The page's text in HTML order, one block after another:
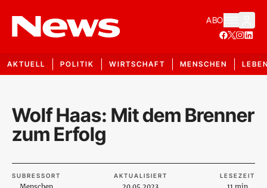
ABO
AKTUELL POLITIK WIRTSCHAFT MENSCHEN
Wolf Haas: Mit dem Brenner
zum Erfolg
SUBRESSORT AKTUALISIERT LESEZEIT